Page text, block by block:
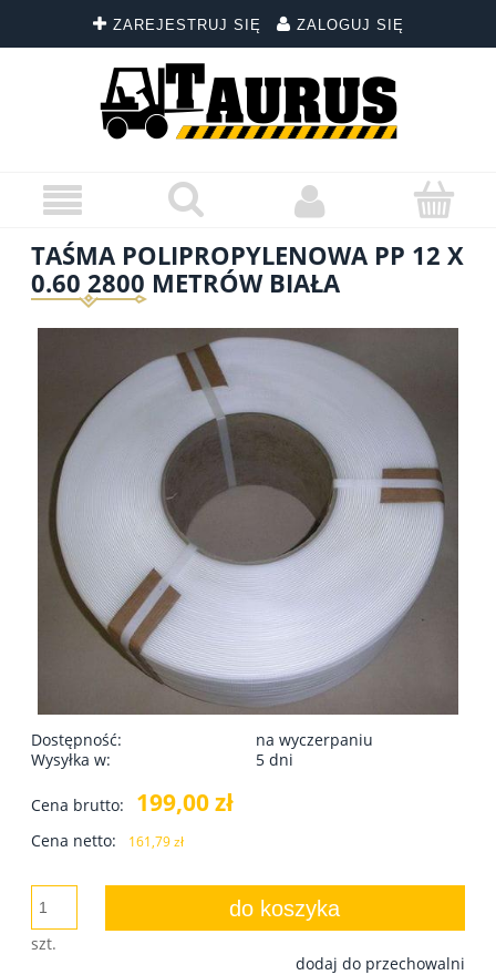
ZAREJESTRUJ SIĘ ZALOGUJ SIĘ
TAŚMA POLIPROPYLENOWA PP 12 X
0.60 2800 METRÓW BIAŁA
Dostępność:
na wyczerpaniu
Wysyłka w:
5 dni
Cena brutto: 199,00 zł
Cena netto: 161,79 zł
szt.
do koszyka
dodaj do przechowalni